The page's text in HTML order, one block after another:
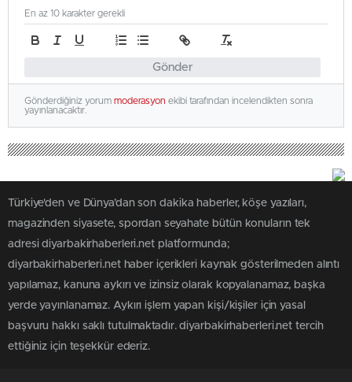
Gönder
En az 10 karakter gerekli
Gönderdiğiniz yorum moderasyon ekibi tarafından incelendikten sonra
yayınlanacaktır.
Türkiye'den ve Dünya’dan son dakika haberler, köşe yazıları,
magazinden siyasete, spordan seyahate bütün konuların tek
adresi diyarbakirhaberleri.net platformunda;
diyarbakirhaberleri.net haber içerikleri kaynak gösterilmeden alıntı
yapılamaz, kanuna aykırı ve izinsiz olarak kopyalanamaz, başka
yerde yayınlanamaz. Aykırı işlem yapan kişi/kişiler için yasal
başvuru hakkı saklı tutulmaktadır. diyarbakirhaberleri.net tercih
ettiğiniz için teşekkür ederiz.